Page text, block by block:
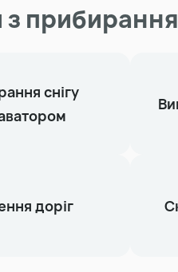
прибирання
снігу
доріг